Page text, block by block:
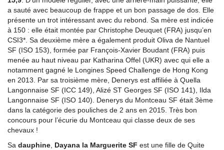
a sauté avec beaucoup de frappe et un bon passage de dos. Elle
présente un trot intéressant avec du rebond. Sa mère est indicée
à 150 : elle était montée par Christophe Deuquet (FRA) jusqu’en
CSI3*. Sa deuxième mère a également produit Oliva de Nantuel
SF (ISO 153), formée par François-Xavier Boudant (FRA) puis
menée au haut niveau par Katharina Offel (UKR) avec qui elle a
notamment gagné le Longines Speed Challenge de Hong Kong
en 2013. Par sa troisième mère, Denerys est affiliée à Quella
Langonnaise SF (ICC 149), Alizé ST Georges SF (ISO 141), Ilda
Langonnaise SF (ISO 140). Denerys du Montceau SF était 3ème
dans la catégorie des pouliches de 2 ans en 2015. Très bon
concours pour l’écurie du Montceau qui classe deux de ses
chevaux !
Sa dauphine Dayana la Marguerite SF est une fille de Quite